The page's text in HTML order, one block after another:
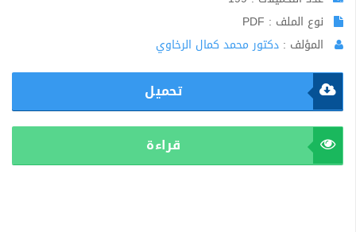
نوع الملف : PDF
المؤلف : دكتور محمد كمال الرخاوي
تحميل
قراءة